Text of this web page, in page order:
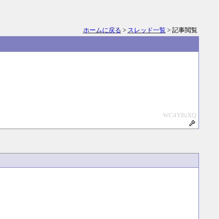
ホームに戻る > スレッド一覧 > 記事閲覧
WC4YBiXQ